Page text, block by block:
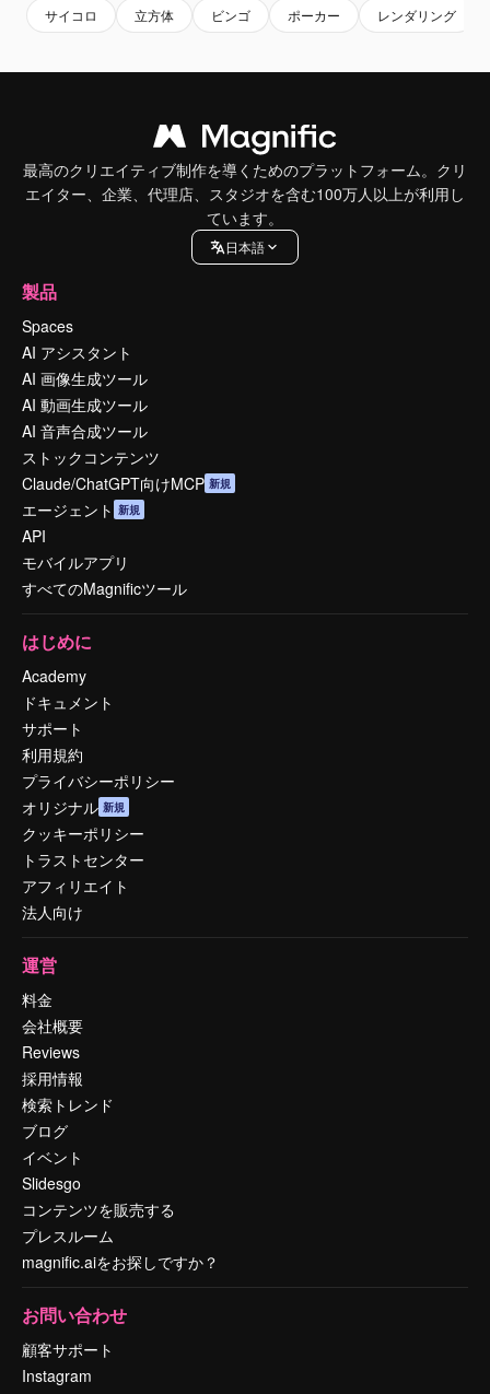
サイコロ 立方体 ビンゴ ポーカー レンダリング
最高のクリエイティブ制作を導くためのプラットフォーム。クリ
エイター、企業、代理店、スタジオを含む100万人以上が利用し
ています。
日本語
製品
Spaces
AI アシスタント
AI 画像生成ツール
AI 動画生成ツール
AI 音声合成ツール
ストックコンテンツ
Claude/ChatGPT向けMCP 新規
エージェント 新規
API
モバイルアプリ
すべてのMagnificツール
はじめに
Academy
ドキュメント
サポート
利用規約
プライバシーポリシー
オリジナル 新規
クッキーポリシー
トラストセンター
アフィリエイト
法人向け
運営
料金
会社概要
Reviews
採用情報
検索トレンド
ブログ
イベント
Slidesgo
コンテンツを販売する
プレスルーム
magnific.aiをお探しですか？
お問い合わせ
顧客サポート
Instagram